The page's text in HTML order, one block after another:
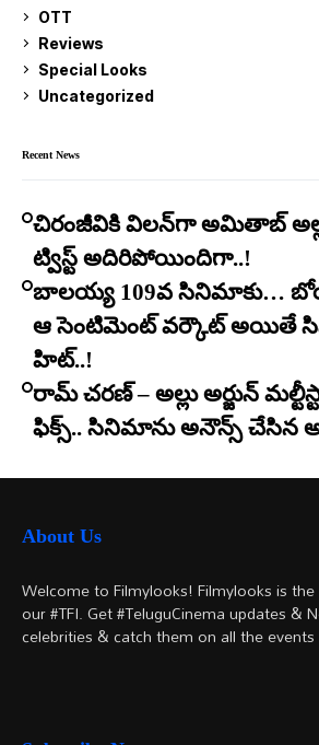
OTT
Reviews
Special Looks
Uncategorized
Recent News
చిరంజీవికి విలన్‌గా అమితాబ్
ట్విస్ట్ అదిరిపోయిందిగా..!
బాలయ్య 109వ సినిమాకు…
ఆ సెంటిమెంట్ వర్కౌట్ అయితే
హిట్..!
రామ్ చరణ్ – అల్లు అర్జున్
ఫిక్స్.. సినిమాను అనౌన్స్ చేసిన
About Us
Welcome to Filmylooks! Filmylooks is
our #TFI. Get #TeluguCinema updates &
celebrities & catch them on all the